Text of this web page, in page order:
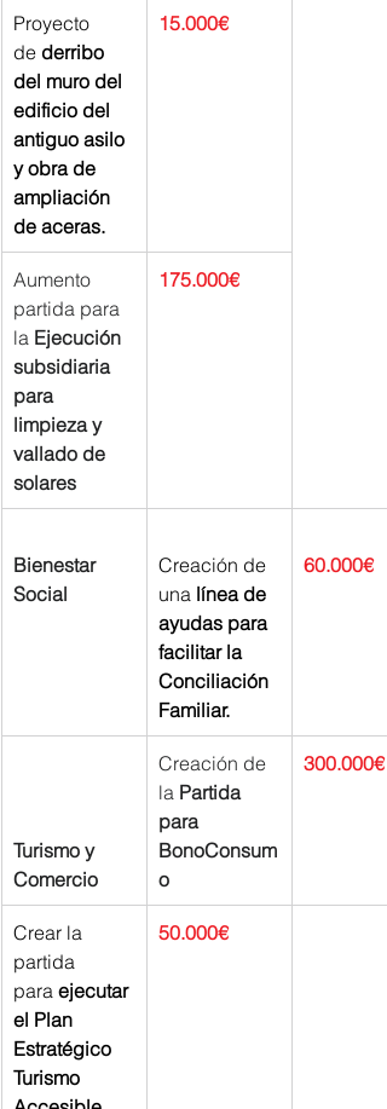
Proyecto
de derribo
del muro del
edificio del
antiguo asilo
y obra de
ampliación
de aceras.
15.000€
Aumento
partida para
la Ejecución
subsidiaria
para
limpieza y
vallado de
solares
175.000€
Bienestar
Social
Creación de
una línea de
ayudas para
facilitar la
Conciliación
Familiar.
60.000€
Turismo y
Comercio
Creación de
la Partida
para
BonoConsum
o
300.000€
Crear la
partida
para ejecutar
el Plan
Estratégico
Turismo
50.000€